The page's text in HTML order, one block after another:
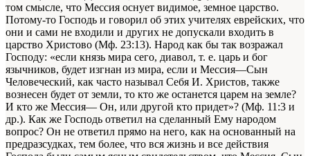
том смысле, что Мессия оснует видимое, земное царство.
Потому-то Господь и говорил об этих учителях еврейских, что
они и сами не входили и других не допускали входить в
царство Христово (Мф. 23:13). Народ как бы так возражал
Господу: «если князь мира сего, диавол, т. е. царь и бог
язычников, будет изгнан из мира, если и Мессия—Сын
Человеческий, как часто называл Себя И. Христов, также
вознесен будет от земли, то кто же останется царем на земле?
И кто же Мессия— Он, или другой кто придет»? (Мф. 11:3 и
др.). Как же Господь ответил на сделанный Ему народом
вопрос? Он не ответил прямо на него, как на основанный на
предразсудках, тем более, что вся жизнь и все действия